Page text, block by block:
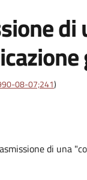
di
08-07;241)
di una